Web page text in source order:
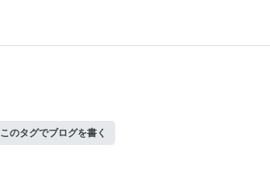
このタグでブログを書く